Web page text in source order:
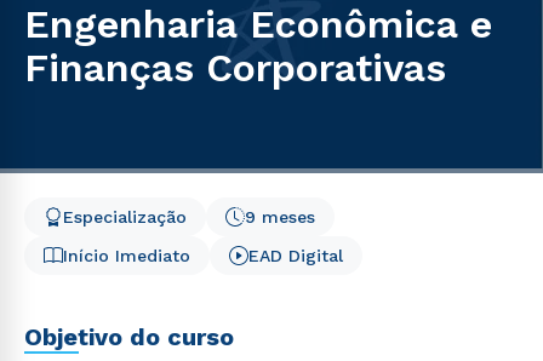
Engenharia Econômica e
Finanças Corporativas
Início Imediato
9 meses
Especialização
EAD Digital
Objetivo do curso